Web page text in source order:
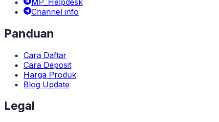
Channel info
Panduan
Cara Daftar
Cara Deposit
Harga Produk
Blog Update
Legal